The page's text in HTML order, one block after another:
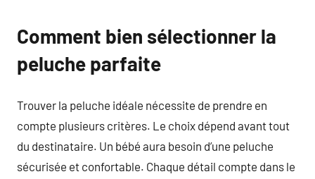
Comment bien sélectionner la
peluche parfaite
Trouver la peluche idéale nécessite de prendre en
compte plusieurs critères. Le choix dépend avant tout
du destinataire. Un bébé aura besoin d’une peluche
sécurisée et confortable. Chaque détail compte dans le